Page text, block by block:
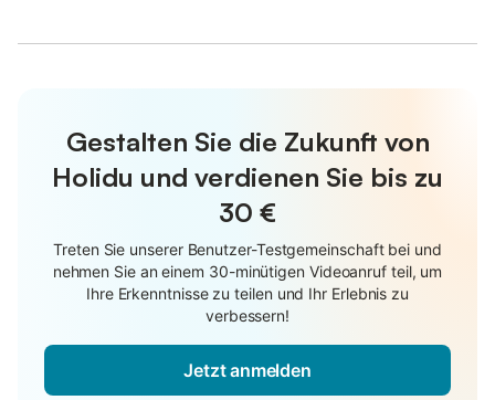
Gestalten Sie die Zukunft von
Holidu und verdienen Sie bis zu
30 €
Treten Sie unserer Benutzer-Testgemeinschaft bei und
nehmen Sie an einem 30-minütigen Videoanruf teil, um
Ihre Erkenntnisse zu teilen und Ihr Erlebnis zu
verbessern!
Jetzt anmelden